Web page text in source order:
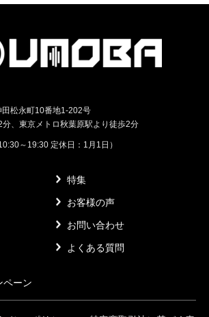
松永町10番地1-202号
、東京メトロ秋葉原駅より徒歩2分
～19:30 定休日：1月1日）
ペーン
特集
お客様の声
お問い合わせ
よくある質問